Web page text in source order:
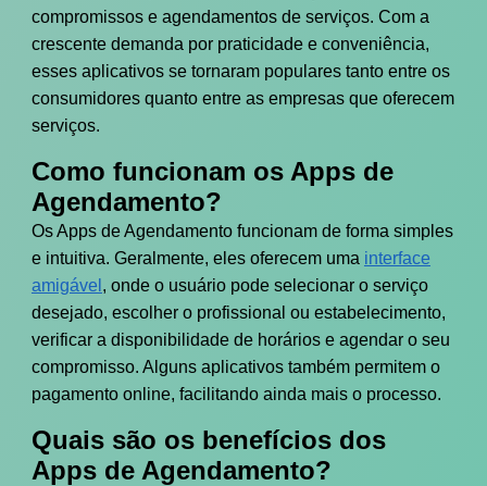
compromissos e agendamentos de serviços. Com a
crescente demanda por praticidade e conveniência,
esses aplicativos se tornaram populares tanto entre os
consumidores quanto entre as empresas que oferecem
serviços.
Como funcionam os Apps de
Agendamento?
Os Apps de Agendamento funcionam de forma simples
e intuitiva. Geralmente, eles oferecem uma interface
amigável , onde o usuário pode selecionar o serviço
desejado, escolher o profissional ou estabelecimento,
verificar a disponibilidade de horários e agendar o seu
compromisso. Alguns aplicativos também permitem o
pagamento online, facilitando ainda mais o processo.
Quais são os benefícios dos
Apps de Agendamento?